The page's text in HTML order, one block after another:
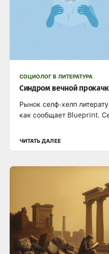
СОЦИОЛОГ В ЛИТЕРАТУРА
Синдром вечной
Рынок селф-хелп
как сообщает Blueprint.
ЧИТАТЬ ДАЛЕЕ